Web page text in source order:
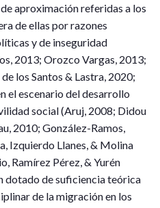
aproximación referidas a los
de ellas por razones
y de inseguridad
2013; Orozco Vargas, 2013;
los Santos & Lastra, 2020;
el escenario del desarrollo
social (Aruj, 2008; Didou
2010; González-Ramos,
Izquierdo Llanes, & Molina
Ramírez Pérez, & Yurén
dotado de suficiencia teórica
de la migración en los